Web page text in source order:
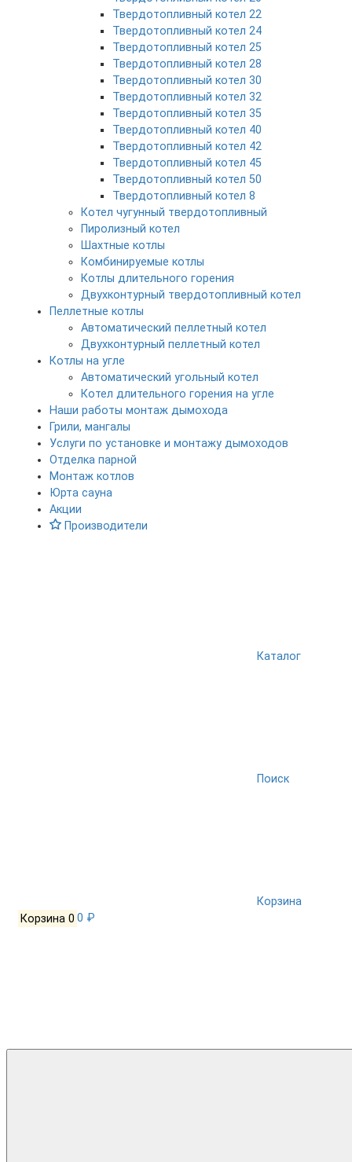
Твердотопливный котел 22
Твердотопливный котел 24
Твердотопливный котел 25
Твердотопливный котел 28
Твердотопливный котел 30
Твердотопливный котел 32
Твердотопливный котел 35
Твердотопливный котел 40
Твердотопливный котел 42
Твердотопливный котел 45
Твердотопливный котел 50
Твердотопливный котел 8
Котел чугунный твердотопливный
Пиролизный котел
Шахтные котлы
Комбинируемые котлы
Котлы длительного горения
Двухконтурный твердотопливный котел
Пеллетные котлы
Автоматический пеллетный котел
Двухконтурный пеллетный котел
Котлы на угле
Автоматический угольный котел
Котел длительного горения на угле
Наши работы монтаж дымохода
Грили, мангалы
Услуги по установке и монтажу дымоходов
Отделка парной
Монтаж котлов
Юрта сауна
Акции
Производители
Каталог
Поиск
Корзина
Корзина 0 0 ₽